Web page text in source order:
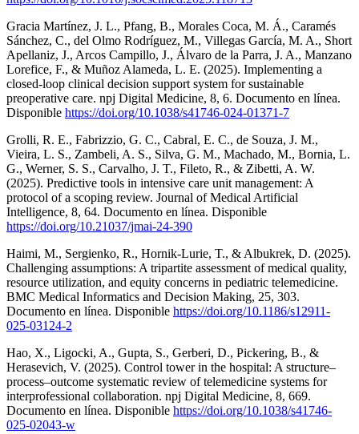
Gracia Martínez, J. L., Pfang, B., Morales Coca, M. Á., Caramés
Sánchez, C., del Olmo Rodríguez, M., Villegas García, M. A., Short
Apellaniz, J., Arcos Campillo, J., Álvaro de la Parra, J. A., Manzano
Lorefice, F., & Muñoz Alameda, L. E. (2025). Implementing a
closed-loop clinical decision support system for sustainable
preoperative care. npj Digital Medicine, 8, 6. Documento en línea.
Disponible https://doi.org/10.1038/s41746-024-01371-7
Grolli, R. E., Fabrizzio, G. C., Cabral, E. C., de Souza, J. M.,
Vieira, L. S., Zambeli, A. S., Silva, G. M., Machado, M., Bornia, L.
G., Werner, S. S., Carvalho, J. T., Fileto, R., & Zibetti, A. W.
(2025). Predictive tools in intensive care unit management: A
protocol of a scoping review. Journal of Medical Artificial
Intelligence, 8, 64. Documento en línea. Disponible
https://doi.org/10.21037/jmai-24-390
Haimi, M., Sergienko, R., Hornik-Lurie, T., & Albukrek, D. (2025).
Challenging assumptions: A tripartite assessment of medical quality,
resource utilization, and equity concerns in pediatric telemedicine.
BMC Medical Informatics and Decision Making, 25, 303.
Documento en línea. Disponible https://doi.org/10.1186/s12911-
025-03124-2
Hao, X., Ligocki, A., Gupta, S., Gerberi, D., Pickering, B., &
Herasevich, V. (2025). Control tower in the hospital: A structure–
process–outcome systematic review of telemedicine systems for
interprofessional collaboration. npj Digital Medicine, 8, 669.
Documento en línea. Disponible https://doi.org/10.1038/s41746-
025-02043-w